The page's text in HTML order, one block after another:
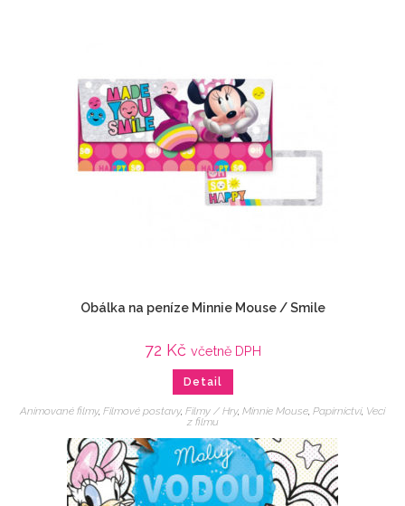
Obálka na peníze Minnie Mouse / Smile
72 Kč včetně DPH
Detail
Animované filmy, Filmové postavy, Filmy / Hry, Minnie Mouse Papírnictví, Veci
z filmu